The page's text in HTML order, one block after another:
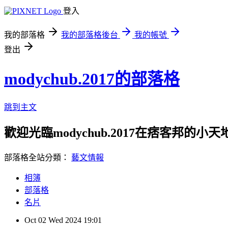
登入
我的部落格 我的部落格後台
我的帳號
登出
modychub.2017的部落格
跳到主文
歡迎光臨modychub.2017在痞客邦的小天
部落格全站分類： 藝文情報
相簿
部落格
名片
Oct 02 Wed 2024 19:01